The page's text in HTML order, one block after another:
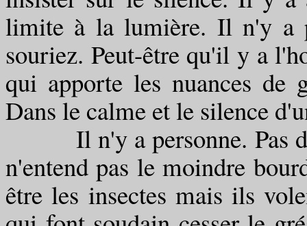
limite à la lumière. Il n'y a
souriez. Peut-être qu'il y a
qui apporte les nuances
Dans le calme et le silence
Il n'y a personne. Pas de
n'entend pas le moindre
être les insectes mais ils